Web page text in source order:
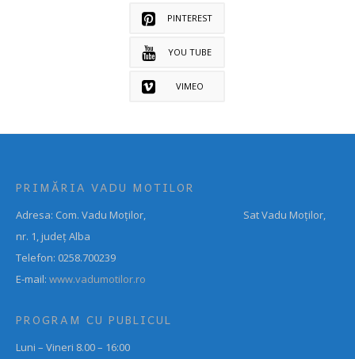
PINTEREST
YOU TUBE
VIMEO
PRIMĂRIA VADU MOTILOR
Adresa: Com. Vadu Moților, Sat Vadu Moților,
nr. 1, județ Alba
Telefon: 0258.700239
E-mail: www.vadumotilor.ro
PROGRAM CU PUBLICUL
Luni – Vineri 8.00 – 16:00